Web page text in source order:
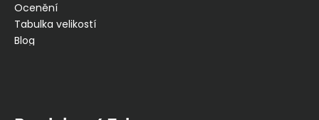
Ocenění
Tabulka velikostí
Blog